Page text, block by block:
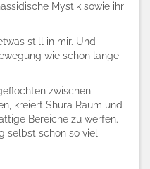
Mystik sowie ihr
still in mir. Und
wie schon lange
zwischen
kreiert Shura Raum und
Bereiche zu werfen.
selbst schon so viel